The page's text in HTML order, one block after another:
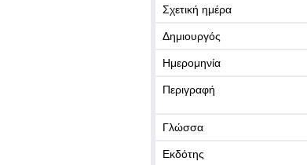
Σχετική ημέρα
Δημιουργός
Ημερομηνία
Περιγραφή
Γλώσσα
Εκδότης